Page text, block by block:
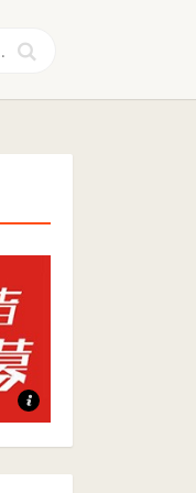
志愿者招募